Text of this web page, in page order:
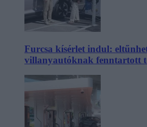
Furcsa kísérlet indul:
villanyautóknak fenntartott